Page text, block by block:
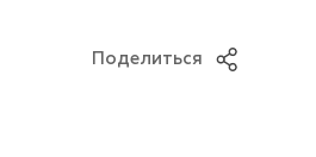
Поделиться